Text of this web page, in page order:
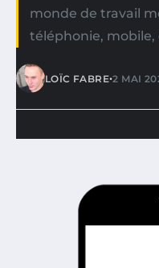
monde de travail
téléphonie,
LOÏC FABRE•2 MAI